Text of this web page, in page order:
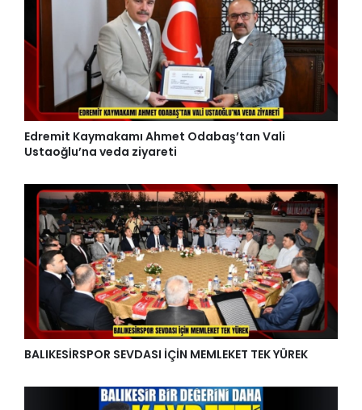
Edremit Kaymakamı Ahmet Odabaş’tan Vali
Ustaoğlu’na veda ziyareti
BALIKESİRSPOR SEVDASI İÇİN MEMLEKET TEK YÜREK